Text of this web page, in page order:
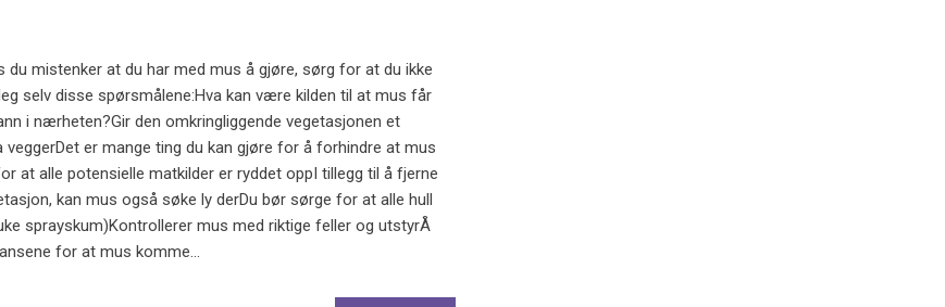
mistenker at du har med mus å gjøre, sørg for at du ikke
selv disse spørsmålene:Hva kan være kilden til at mus får
i nærheten?Gir den omkringliggende vegetasjonen et
er mange ting du kan gjøre for å forhindre at mus
at alle potensielle matkilder er ryddet oppI tillegg til å fjerne
kan mus også søke ly derDu bør sørge for at alle hull
sprayskum)Kontrollerer mus med riktige feller og utstyrÅ
for at mus komme...